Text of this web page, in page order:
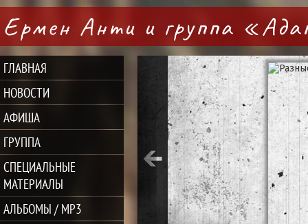
Ермен Анти и группа
ГЛАВНАЯ
НОВОСТИ
АФИША
ГРУППА
СПЕЦИАЛЬНЫЕ
МАТЕРИАЛЫ
АЛЬБОМЫ / MP3